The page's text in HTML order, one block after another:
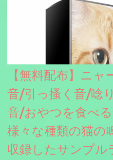
【無料配布】ニ
音/引っ搔く音/唸
音/おやつを食べ
様々な種類の猫の
収録したサンプル